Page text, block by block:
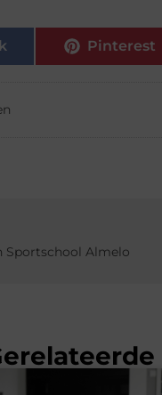
Pinterest
Sportschool Almelo